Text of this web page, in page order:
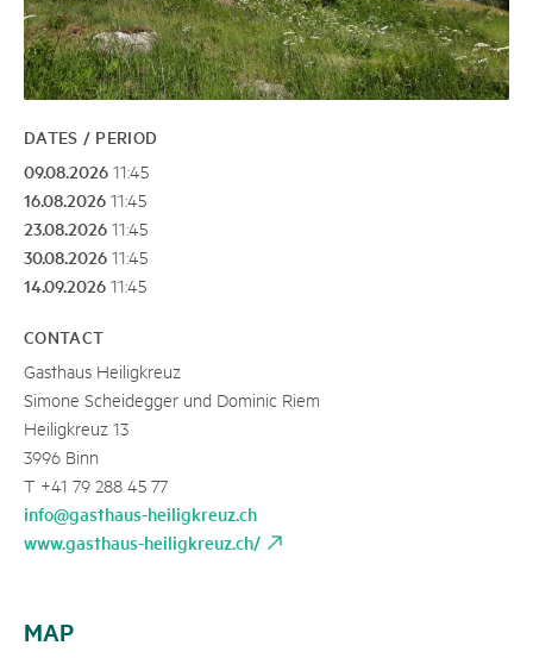
DATES / PERIOD
09.08.2026 11:45
16.08.2026 11:45
23.08.2026 11:45
30.08.2026 11:45
14.09.2026 11:45
CONTACT
Gasthaus Heiligkreuz
Simone Scheidegger und Dominic Riem
Heiligkreuz 13
3996 Binn
T +41 79 288 45 77
info@gasthaus-heiligkreuz.ch
www.gasthaus-heiligkreuz.ch/
MAP